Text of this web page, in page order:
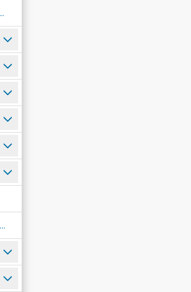
UDZIAŁEM GMINY
OBYWATELSKA INICJATYWA UCHWAŁODAWCZA